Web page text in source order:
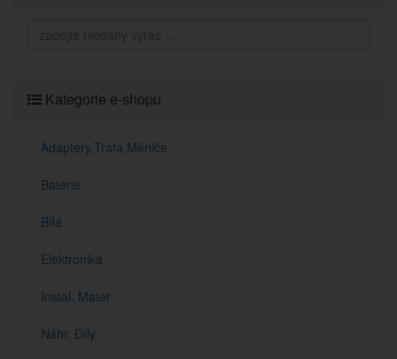
Kategorie e-shopu
Adaptéry,Trafa,Měniče
Baterie
Bílá
Elektronika
Instal. Mater
Náhr. Díly